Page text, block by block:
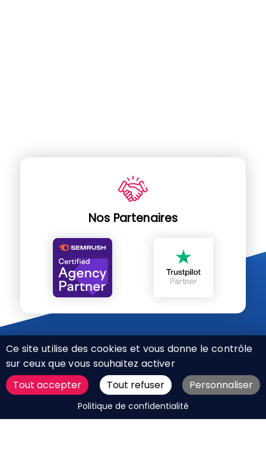
DEMANDER UN DEVIS
Nos Partenaires
CHARTE RÉSEAUX SOCIAUX
MENTIONS LÉGALES
Ce site utilise des cookies et vous donne le contrôle
sur ceux que vous souhaitez activer
Tout accepter
Tout refuser Personnaliser
Politique de confidentialité